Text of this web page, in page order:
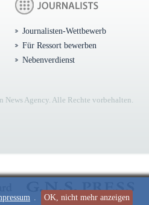
. OK, nicht mehr anzeigen
Journalisten-Wettbewerb
Für Ressort bewerben
Nebenverdienst
News Agency. Alle Rechte vorbehalten.